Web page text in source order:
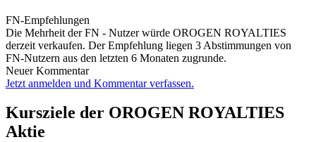
FN-Empfehlungen
Die Mehrheit der FN - Nutzer würde OROGEN ROYALTIES
derzeit verkaufen. Der Empfehlung liegen 3 Abstimmungen von
FN-Nutzern aus den letzten 6 Monaten zugrunde.
Neuer Kommentar
Jetzt anmelden und Kommentar verfassen.
Kursziele der OROGEN ROYALTIES
Aktie